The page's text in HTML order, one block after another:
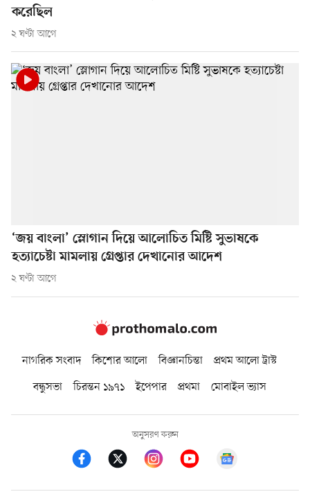
করেছিল
২ ঘণ্টা আগে
‘জয় বাংলা’ স্লোগান দিয়ে আলোচিত মিষ্টি সুভাষকে
হত্যাচেষ্টা মামলায় গ্রেপ্তার দেখানোর আদেশ
২ ঘণ্টা আগে
নাগরিক সংবাদ কিশোর আলো বিজ্ঞানচিন্তা
প্রথম আলো ট্রাস্ট
বন্ধুসভা
চিরন্তন ১৯৭১ ইপেপার প্রথমা মোবাইল ভ্যাস
অনুসরণ করুন